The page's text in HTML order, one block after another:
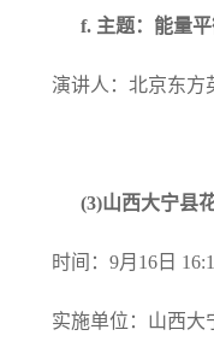
f. 主题：能量
演讲人：北京东方
(3)山西大宁县
时间：9月16日
实施单位：山西大